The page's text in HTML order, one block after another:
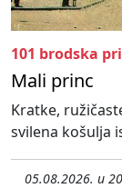
101 brodska
Mali princ
Kratke,
svilena košulja
05.08.2026. u